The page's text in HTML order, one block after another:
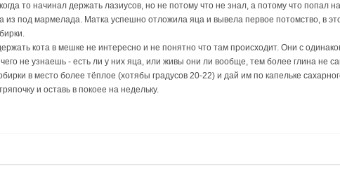
то начинал держать лазиусов, но не потому что не знал, а потому что попал
из под мармелада. Матка успешно отложила яца и вывела первое потомство, в
кота в мешке не интересно и не понятно что там происходит. Они с
не узнаешь - есть ли у них яца, или живы они ли вообще, тем более глина не
в место более тёплое (хотябы градусов 20-22) и дай им по капельке
и оставь в покоее на недельку.